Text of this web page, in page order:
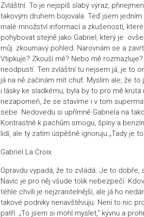
Zvláštní. To je nejspíš slabý výraz,
takovým druhem bojovala. Teď jsem
malé množství informací a zkušeností,
pohybovat stejně jako Gabriel, který je
můj zkoumavý pohled. Narovnám se a
Vtipkuje? Zkouší mě? Nebo mě
neodpustí. Ten zvláštní tu nejsem já, je to
já na ně začínám mít chuť. Myslím ale, že
i lásky ke sladkému, byla by to pro mě
nezapomeň, že se stavíme i v tom
sebe. Nedovedu si upřímně Gabriela na
Kontrastně k pachům smogu, špíny a
lidí, ale ty zatím úspěšně ignoruju.„Tady je
Gabriel La Croix
Opravdu vypadá, že to zvládá. Je to
Navíc je pro něj všude tolik nebezpečí.
téhle chvíli je nejzranitelnější, ale já ho
takové podniky nenavštěvuju. Není to nic
patří. „To jsem si mohl myslet,“ kývnu a